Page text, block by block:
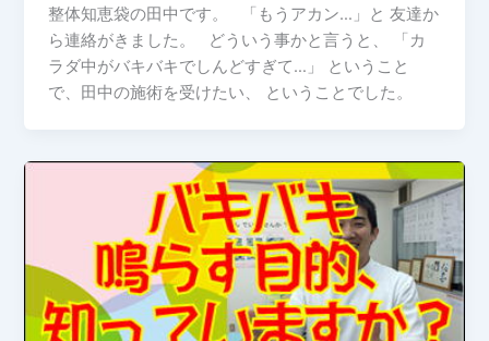
整体知恵袋の田中です。 「もうアカン…」と 友達か
ら連絡がきました。 どういう事かと言うと、 「カ
ラダ中がバキバキでしんどすぎて…」 ということ
で、田中の施術を受けたい、 ということでした。